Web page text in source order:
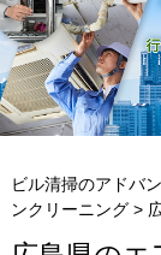
ビル清掃のアドバ
ンクリーニング>